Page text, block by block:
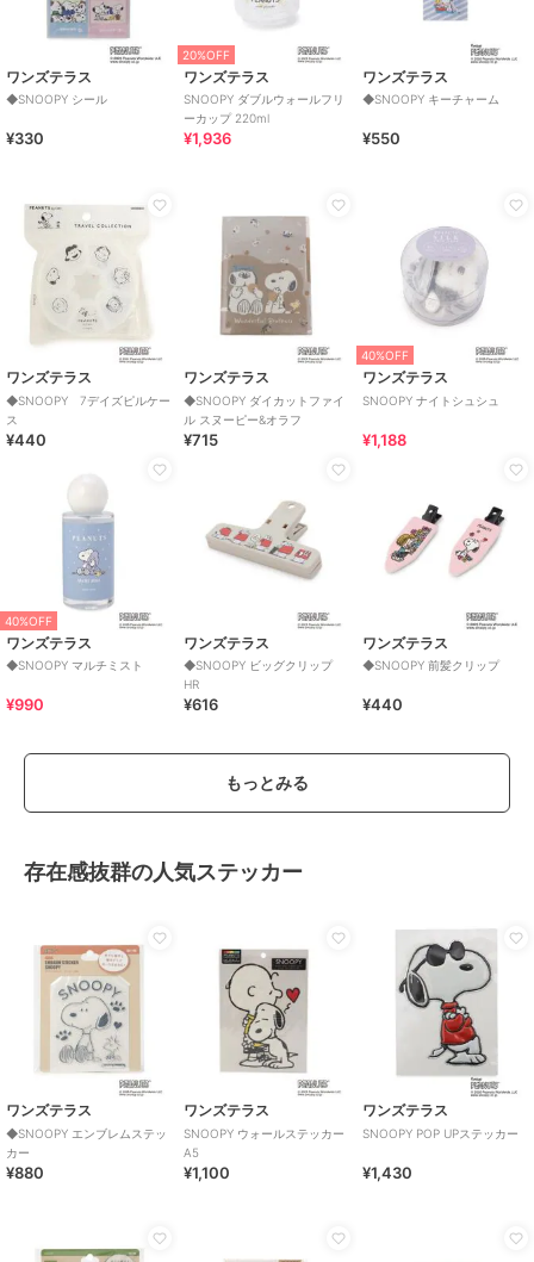
ワンズテラス
◆SNOOPY シール
¥330
20%OFF
ワンズテラス
SNOOPY ダブルウォールフリ
ーカップ 220ml
¥1,936
ワンズテラス
◆SNOOPY キーチャーム
¥550
ワンズテラス
◆SNOOPY 7デイズピルケー
ス
¥440
ワンズテラス
◆SNOOPY ダイカットファイ
ル スヌーピー&オラフ
¥715
40%OFF
ワンズテラス
SNOOPY ナイトシュシュ
¥1,188
40%OFF
ワンズテラス
◆SNOOPY マルチミスト
¥990
ワンズテラス
◆SNOOPY ビッグクリップ
HR
¥616
ワンズテラス
◆SNOOPY 前髪クリップ
¥440
もっとみる
存在感抜群の人気ステッカー
ワンズテラス
◆SNOOPY エンブレムステッ
カー
¥880
ワンズテラス
SNOOPY ウォールステッカー
A5
¥1,100
ワンズテラス
SNOOPY POP UPステッカー
¥1,430